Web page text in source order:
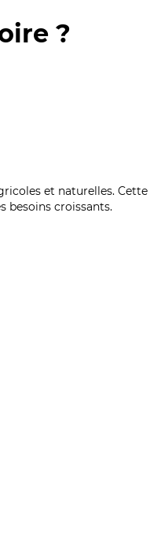
?
et naturelles. Cette
besoins croissants.